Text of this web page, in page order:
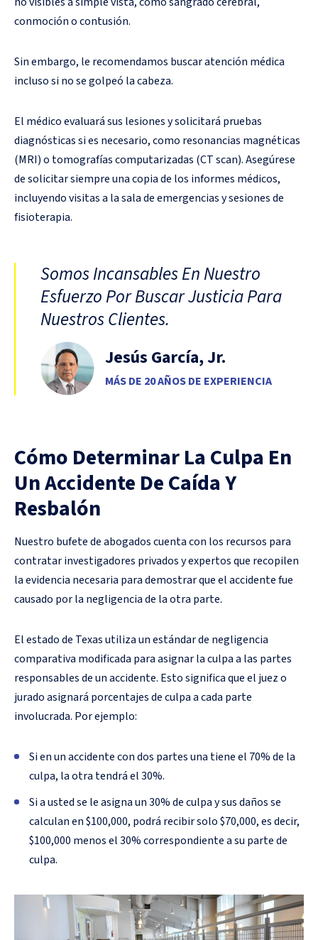
conmoción o contusión.
Sin embargo, le recomendamos buscar atención médica
incluso si no se golpeó la cabeza.
El médico evaluará sus lesiones y solicitará pruebas
diagnósticas si es necesario, como resonancias magnéticas
(MRI) o tomografías computarizadas (CT scan). Asegúrese
de solicitar siempre una copia de los informes médicos,
incluyendo visitas a la sala de emergencias y sesiones de
fisioterapia.
Somos Incansables En Nuestro
Esfuerzo Por Buscar Justicia Para
Nuestros Clientes.
Jesús García, Jr.
MÁS DE 20 AÑOS DE EXPERIENCIA
Cómo Determinar La Culpa En
Un Accidente De Caída Y
Resbalón
Nuestro bufete de abogados cuenta con los recursos para
contratar investigadores privados y expertos que recopilen
la evidencia necesaria para demostrar que el accidente fue
causado por la negligencia de la otra parte.
El estado de Texas utiliza un estándar de negligencia
comparativa modificada para asignar la culpa a las partes
responsables de un accidente. Esto significa que el juez o
jurado asignará porcentajes de culpa a cada parte
involucrada. Por ejemplo:
Si en un accidente con dos partes una tiene el 70% de la
culpa, la otra tendrá el 30%.
Si a usted se le asigna un 30% de culpa y sus daños se
calculan en $100,000, podrá recibir solo $70,000, es decir,
$100,000 menos el 30% correspondiente a su parte de
culpa.